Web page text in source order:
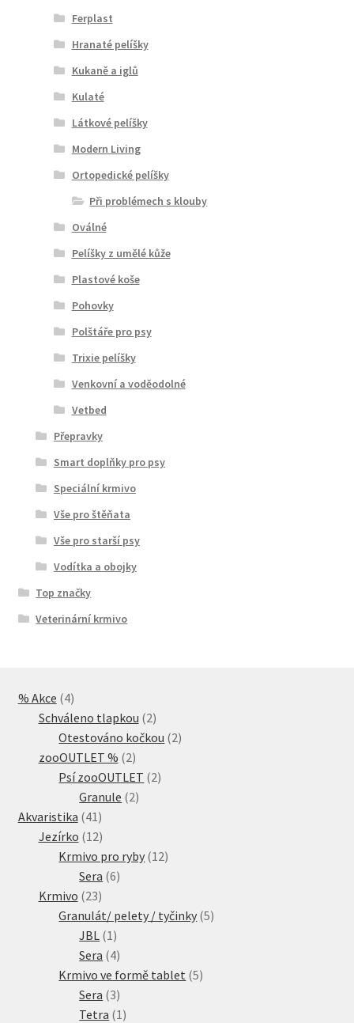
Ferplast
Hranaté pelíšky
Kukaně a iglů
Kulaté
Látkové pelíšky
Modern Living
Ortopedické pelíšky
Při problémech s klouby
Oválné
Pelíšky z umělé kůže
Plastové koše
Pohovky
Polštáře pro psy
Trixie pelíšky
Venkovní a voděodolné
Vetbed
Přepravky
Smart doplňky pro psy
Speciální krmivo
Vše pro štěňata
Vše pro starší psy
Vodítka a obojky
Top značky
Veterinární krmivo
% Akce 44
produkty
Schváleno tlapkou 22
produkty
Otestováno kočkou 22
zooOUTLET % 22
produkty
Psí zooOUTLET 22
Granule 22
Akvaristika 41 41
produktů
Jezírko 1212
produktů
Krmivo pro ryby 1212
Sera 66
Krmivo 2323
produktů
Granulát/ pelety / tyčinky 55
JBL 1 1
produkt
Sera 44
produkty
Krmivo ve formě tablet 55
Sera 33
produkty
Tetra 1 1